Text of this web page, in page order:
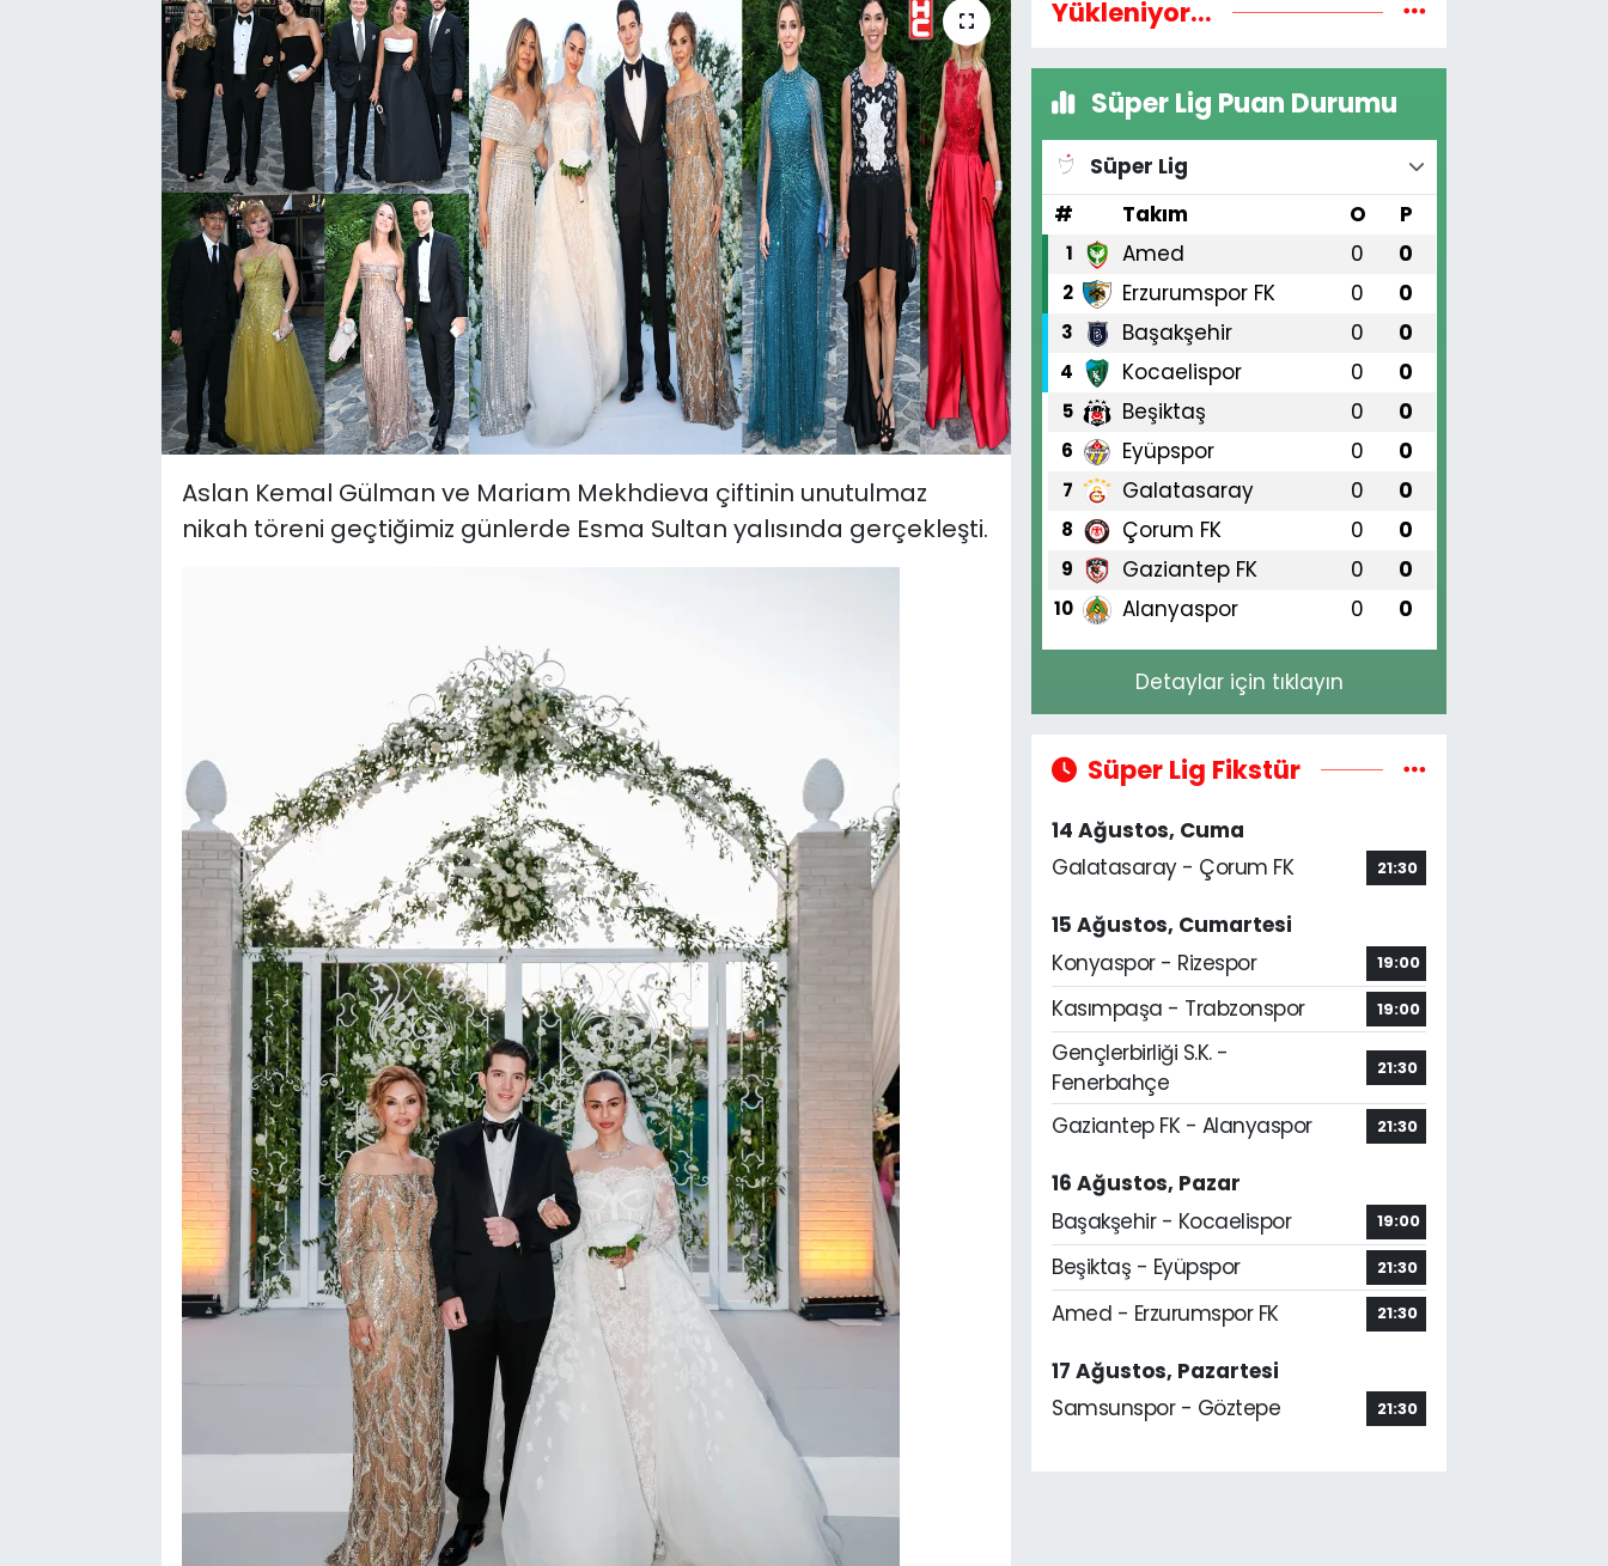
Aslan Kemal Gülman ve Mariam Mekhdieva çiftinin unutulmaz
nikah töreni geçtiğimiz günlerde Esma Sultan yalısında gerçekleşti.
Yükleniyor...
Süper Lig Puan Durumu
Süper Lig
#
Takım O P
1 Amed 0 0
2 Erzurumspor FK 0 0
3 Başakşehir 0 0
4 Kocaelispor 0 0
5 Beşiktaş 0 0
6 Eyüpspor 0 0
7 Galatasaray 0 0
8 Çorum FK 0 0
9 Gaziantep FK 0 0
10 Alanyaspor 0 0
Detaylar için tıklayın
Süper Lig Fikstür
14 Ağustos, Cuma
Galatasaray - Çorum FK
21:30
15 Ağustos, Cumartesi
Konyaspor - Rizespor
19:00
Kasımpaşa - Trabzonspor 19:00
Gençlerbirliği S.K. -
Fenerbahçe
21:30
Gaziantep FK - Alanyaspor 21:30
16 Ağustos, Pazar
Başakşehir - Kocaelispor
19:00
Beşiktaş - Eyüpspor 21:30
Amed - Erzurumspor FK 21:30
17 Ağustos, Pazartesi
Samsunspor - Göztepe
21:30